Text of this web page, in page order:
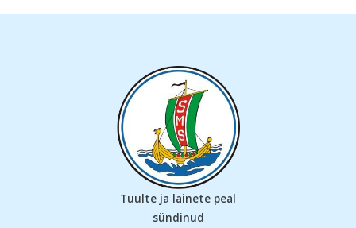
Tuulte ja lainete peal
sündinud